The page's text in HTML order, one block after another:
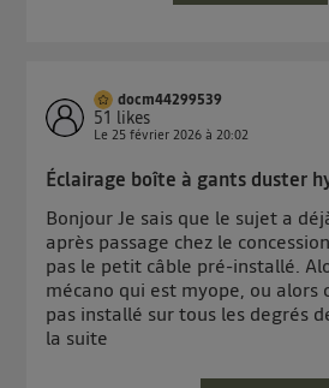
docm44299539
51 likes
Le25 février 2026 à20:02
Éclairage boîte à gants duster
Bonjour Je sais que le sujet a
après passage chez le
pas le petit câble pré-installé.
mécano qui est myope, ou alors
pas installé sur tous les degrés
la suite